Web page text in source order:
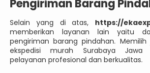
Pengiriman Barang
Selain yang di atas, https://
memberikan layanan lain yaitu
pengiriman barang pindahan.
ekspedisi murah Surabaya Jawa
pelayanan profesional dan berkualitas.